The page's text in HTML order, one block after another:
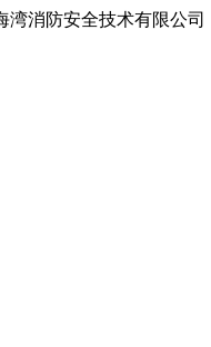
湾消防安全技术有限公司